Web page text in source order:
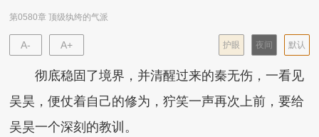
第0580章 顶级纨绔的气派
A- A+ 默认
夜间
护眼
彻底稳固了境界，并清醒过来的秦无伤，一看见
吴昊，便仗着自己的修为，狞笑一声再次上前，要给
吴昊一个深刻的教训。